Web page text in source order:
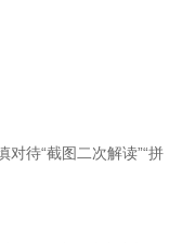
待“截图二次解读”“拼